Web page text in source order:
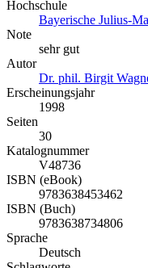
Hochschule
Bayerische Julius-
Note
sehr gut
Autor
Dr. phil. Birgit
Erscheinungsjahr
1998
Seiten
30
Katalognummer
V48736
ISBN (eBook)
9783638453462
ISBN (Buch)
9783638734806
Sprache
Deutsch